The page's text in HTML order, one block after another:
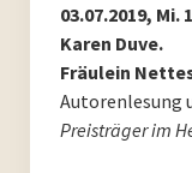
PoesieFest 2024
PoesieFest 2023
03.07.2019, Mi.
Karen Duve.
Fräulein
Autorenlesung
Preisträger im